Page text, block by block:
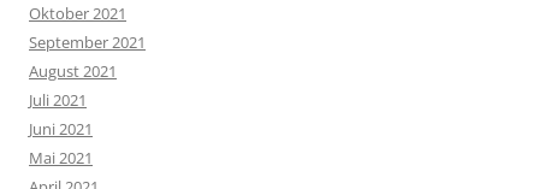
Oktober 2021
September 2021
August 2021
Juli 2021
Juni 2021
Mai 2021